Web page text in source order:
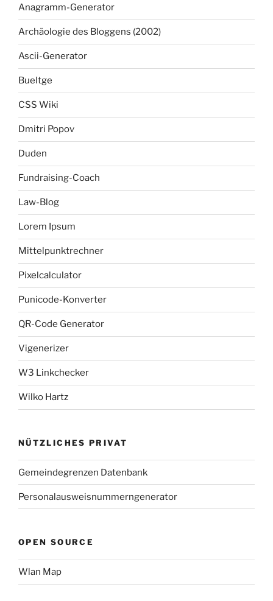
Anagramm-Generator
Archäologie des Bloggens (2002)
Ascii-Generator
Bueltge
CSS Wiki
Dmitri Popov
Duden
Fundraising-Coach
Law-Blog
Lorem Ipsum
Mittelpunktrechner
Pixelcalculator
Punicode-Konverter
QR-Code Generator
Vigenerizer
W3 Linkchecker
Wilko Hartz
NÜTZLICHES PRIVAT
Gemeindegrenzen Datenbank
Personalausweisnummerngenerator
OPEN SOURCE
Wlan Map